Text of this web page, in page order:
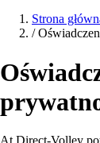
Strona
/